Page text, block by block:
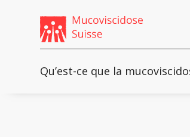
Qu’est-ce que la